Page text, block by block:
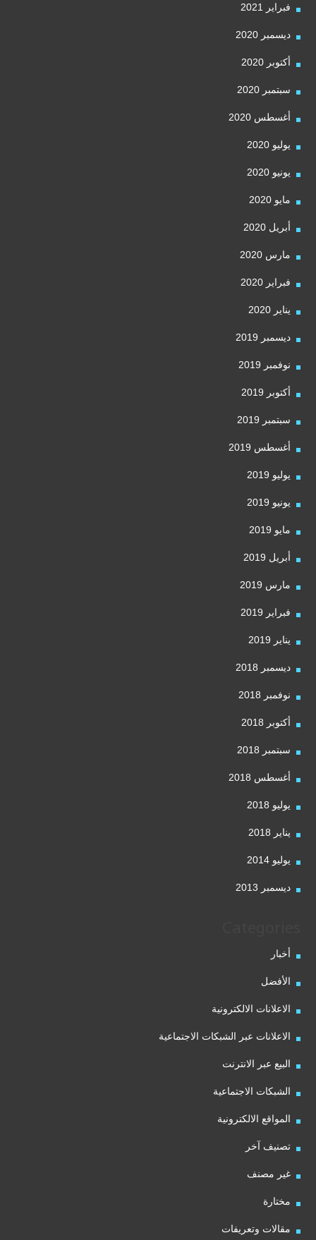
فبراير 2021
ديسمبر 2020
أكتوبر 2020
سبتمبر 2020
أغسطس 2020
يوليو 2020
يونيو 2020
مايو 2020
أبريل 2020
مارس 2020
فبراير 2020
يناير 2020
ديسمبر 2019
نوفمبر 2019
أكتوبر 2019
سبتمبر 2019
أغسطس 2019
يوليو 2019
يونيو 2019
مايو 2019
أبريل 2019
مارس 2019
فبراير 2019
يناير 2019
ديسمبر 2018
نوفمبر 2018
أكتوبر 2018
سبتمبر 2018
أغسطس 2018
يوليو 2018
يناير 2018
يوليو 2014
ديسمبر 2013
أخبار
الأفضل
الاعلانات الالكترونية
الاعلانات عبر الشبكات الاجتماعية
البيع عبر الانترنت
الشبكات الاجتماعية
المواقع الالكترونية
تصنيف آخر
غير مصنف
مختارة
مقالات وتعريفات